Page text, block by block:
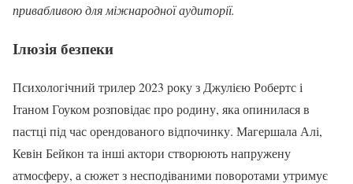
привабливою для міжнародної аудиторії.
Ілюзія безпеки
Психологічний трилер 2023 року з Джулією Робертс і
Ітаном Гоуком розповідає про родину, яка опинилася в
пастці під час орендованого відпочинку. Магершала Алі,
Кевін Бейкон та інші актори створюють напружену
атмосферу, а сюжет з несподіваними поворотами утримує